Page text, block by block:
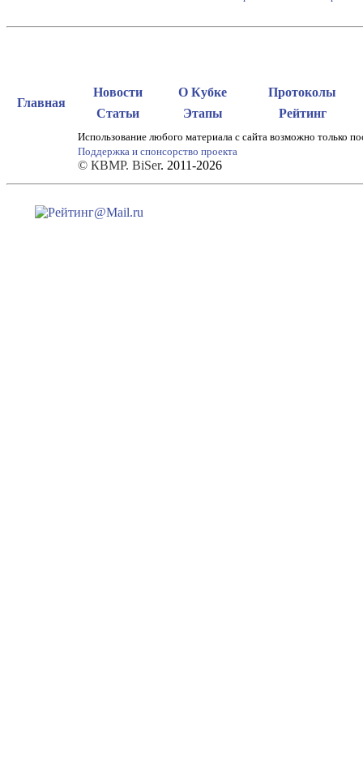
Главная
Новости О Кубке
Протоколы
Статьи
Этапы Рейтинг
Использование любого материала с сайта возможно только
Поддержка и спонсорство проекта
© КВМР. BiSer. 2011-2026